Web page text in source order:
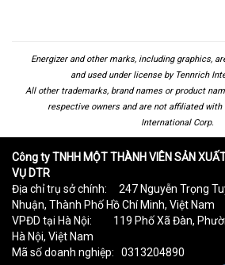
Energizer and other marks, including graphics,
and used under license by Tennrich
All other trademarks, brand names or product
respective owners and are not affiliated with
International Corp.
Công ty TNHH MỘT THÀNH VIÊN SẢN
VỤ DTR
Địa chỉ trụ sở chính: 247 Nguyễn Trọng
Nhuận, Thành Phố Hồ Chí Minh, Việt Nam
VPĐD tại Hà Nội: 119 Phố Xã Đàn,
Hà Nội, Việt Nam
Mã số doanh nghiệp: 0313204890